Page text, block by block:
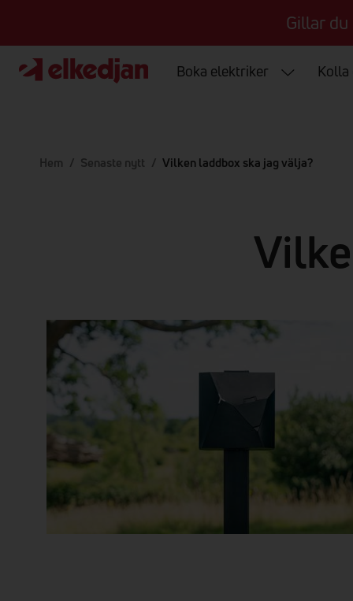
Gillar
Boka elektriker Kolla
Hem / Senaste nytt / Vilken laddbox ska jag välja?